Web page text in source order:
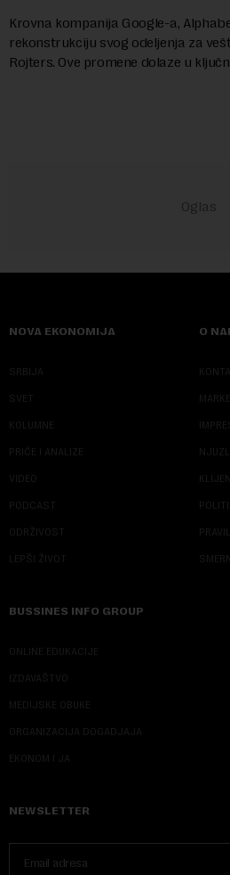
Krovna kompanija Google-a,
rekonstrukciju svog odeljenja za
Rojters. Ove promene dolaze u
NOVA EKONOMIJA
SRBIJA
SVET
KOLUMNE
PRIČE I ANALIZE
VIDEO
PODCAST
ODRŽIVOST
LEPŠI ŽIVOT
O
BUSSINES INFO GROUP
ONLINE EDUKACIJE
IZDAVAŠTVO
MEDIJSKE OBUKE
ORGANIZACIJA DOGADJAJA
EKONOM I JA
NEWSLETTER